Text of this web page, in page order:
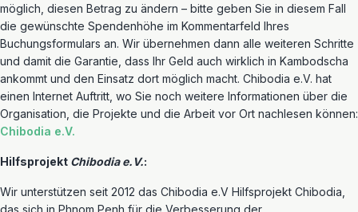
möglich, diesen Betrag zu ändern – bitte geben Sie in diesem Fall
die gewünschte Spendenhöhe im Kommentarfeld Ihres
Buchungsformulars an. Wir übernehmen dann alle weiteren Schritte
und damit die Garantie, dass Ihr Geld auch wirklich in Kambodscha
ankommt und den Einsatz dort möglich macht. Chibodia e.V. hat
einen Internet Auftritt, wo Sie noch weitere Informationen über die
Organisation, die Projekte und die Arbeit vor Ort nachlesen können:
Chibodia e.V.
Hilfsprojekt Chibodia e.V.:
Wir unterstützen seit 2012 das Chibodia e.V Hilfsprojekt Chibodia,
das sich in Phnom Penh für die Verbesserung der